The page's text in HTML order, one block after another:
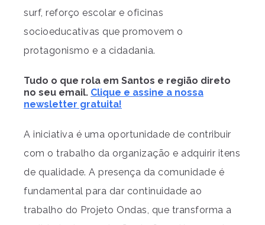
surf, reforço escolar e oficinas
socioeducativas que promovem o
protagonismo e a cidadania.
Tudo o que rola em Santos e região direto
no seu email. Clique e assine a nossa
newsletter gratuita!
A iniciativa é uma oportunidade de contribuir
com o trabalho da organização e adquirir itens
de qualidade. A presença da comunidade é
fundamental para dar continuidade ao
trabalho do Projeto Ondas, que transforma a